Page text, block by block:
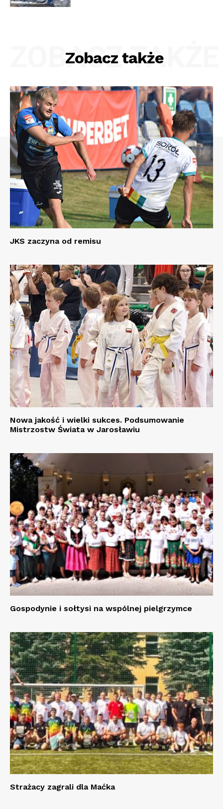
Zobacz także
ZOBACZ TAKŻE
JKS zaczyna od remisu
Nowa jakość i wielki sukces. Podsumowanie
Mistrzostw Świata w Jarosławiu
Gospodynie i sołtysi na wspólnej pielgrzymce
Strażacy zagrali dla Maćka